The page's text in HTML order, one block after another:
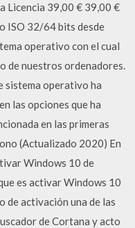
Licencia 39,00 € 39,00 €
ISO 32/64 bits desde
operativo con el cual
de nuestros ordenadores.
sistema operativo ha
las opciones que ha
en las primeras
(Actualizado 2020) En
Windows 10 de
es activar Windows 10
de activación una de las
de Cortana y acto